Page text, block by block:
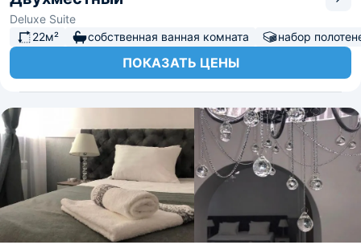
Deluxe Suite
22м²
собственная ванная комната набор
ПОКАЗАТЬ ЦЕНЫ